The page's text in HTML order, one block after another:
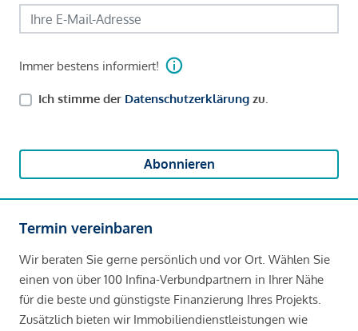
Immer bestens informiert!
Ich stimme der Datenschutzerklärung zu.
Abonnieren
Termin vereinbaren
Wir beraten Sie gerne persönlich und vor Ort. Wählen Sie
einen von über 100 Infina-Verbundpartnern in Ihrer Nähe
für die beste und günstigste Finanzierung Ihres Projekts.
Zusätzlich bieten wir Immobiliendienstleistungen wie